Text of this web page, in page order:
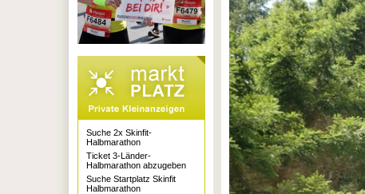
Suche 2x Skinfit-
Halbmarathon
Ticket 3-Länder-
Halbmarathon abzugeben
Suche Startplatz Skinfit
Halbmarathon